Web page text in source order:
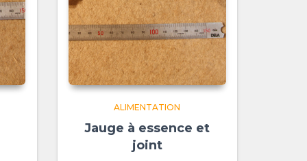
ALIMENTATION
Jauge à essence et
joint